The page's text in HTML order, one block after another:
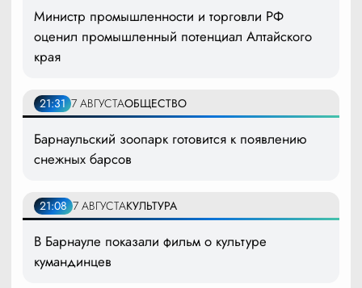
Министр промышленности и торговли РФ
оценил промышленный потенциал Алтайского
края
21:31 7 АВГУСТАОБЩЕСТВО
Барнаульский зоопарк готовится к появлению
снежных барсов
21:08 7 АВГУСТАКУЛЬТУРА
В Барнауле показали фильм о культуре
кумандинцев